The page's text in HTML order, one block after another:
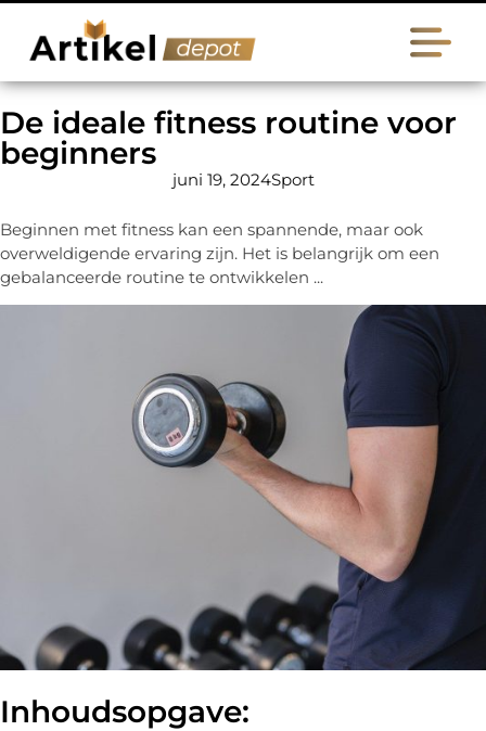
De ideale fitness routine voor
beginners
juni 19, 2024Sport
Beginnen met fitness kan een spannende, maar ook
overweldigende ervaring zijn. Het is belangrijk om een
gebalanceerde routine te ontwikkelen ...
Inhoudsopgave: